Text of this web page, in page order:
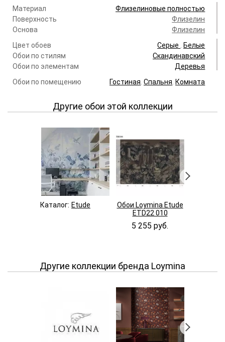
Материал
Флизелиновые полностью
Поверхность
Флизелин
Основа
Флизелин
Цвет обоев
Серые .Белые
Обои по стилям
Скандинавский
Обои по элементам
Деревья
Обои по помещению
Гостиная .Спальня .Комната
Другие обои этой коллекции
Каталог: Etude
Обои Loymina Etude
ETD22 010
5 255 руб.
Другие коллекции бренда Loymina